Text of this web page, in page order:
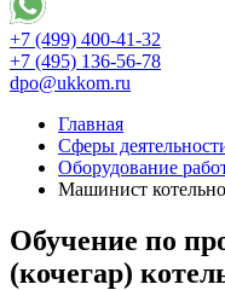
+7 (499) 400-41-32
+7 (495) 136-56-78
dpo@ukkom.ru
Главная
Сферы
Оборудование
Машинист
Обучение по
(кочегар)